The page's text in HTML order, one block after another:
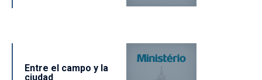
Entre el campo y la
ciudad